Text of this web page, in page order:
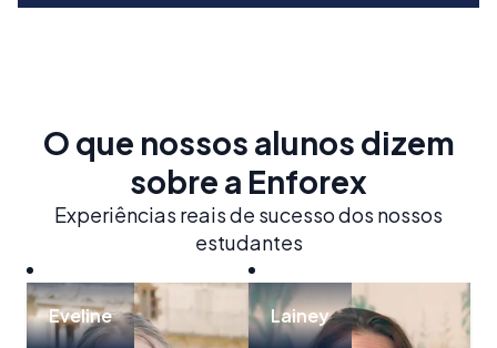
O que nossos alunos dizem
sobre a Enforex
Experiências reais de sucesso dos nossos
estudantes
Eveline Lainey